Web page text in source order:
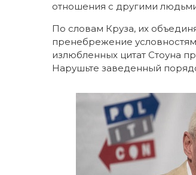
отношения с другими
По словам Круза, их
пренебрежение
излюбленных цитат Стоуна
Нарушьте заведенный